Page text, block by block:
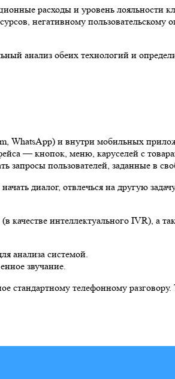
расходы и уровень лояльности
негативному пользовательскому
анализ обеих технологий и
WhatsApp) и внутри мобильных
— кнопок, меню, каруселей с
запросы пользователей, заданные в
диалог, отвлечься на другую
качестве интеллектуального IVR), а
анализа системой.
звучание.
стандартному телефонному разговору.